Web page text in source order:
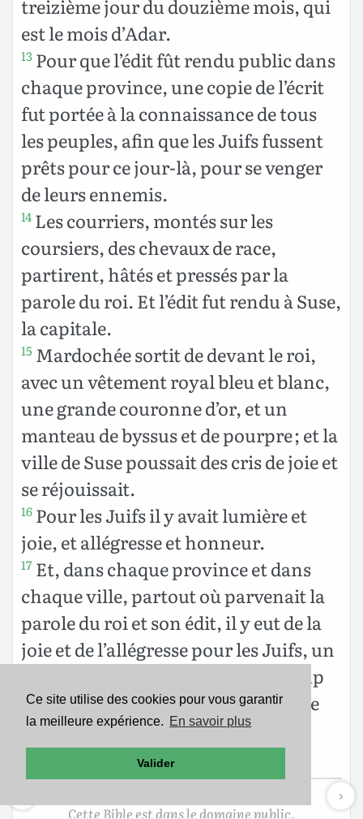
Ce site utilise des cookies pour vous garantir
la meilleure expérience. En savoir plus
Valider
treizième jour du douzième mois, qui
est le mois d’Adar.
13 Pour que l’édit fût rendu public dans
chaque province, une copie de l’écrit
fut portée à la connaissance de tous
les peuples, afin que les Juifs fussent
prêts pour ce jour-là, pour se venger
de leurs ennemis.
14 Les courriers, montés sur les
coursiers, des chevaux de race,
partirent, hâtés et pressés par la
parole du roi. Et l’édit fut rendu à Suse,
la capitale.
15 Mardochée sortit de devant le roi,
avec un vêtement royal bleu et blanc,
une grande couronne d’or, et un
manteau de byssus et de pourpre ; et la
ville de Suse poussait des cris de joie et
se réjouissait.
16 Pour les Juifs il y avait lumière et
joie, et allégresse et honneur.
17 Et, dans chaque province et dans
chaque ville, partout où parvenait la
parole du roi et son édit, il y eut de la
joie et de l’allégresse pour les Juifs, un
festin et un jour de fête ; et beaucoup
de gens parmi les peuples du pays se
firent Juifs, car la frayeur des Juifs
tomba sur eux.
Cette Bible est dans le domaine public.